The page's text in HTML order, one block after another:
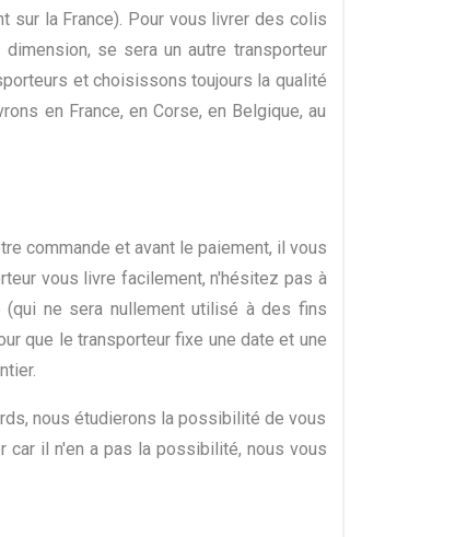
sur la France). Pour vous livrer des colis
se sera un autre transporteur
et choisissons toujours la qualité
en France, en Corse, en Belgique, au
commande et avant le paiement, il vous
vous livre facilement, n'hésitez pas à
ne sera nullement utilisé à des fins
que le transporteur fixe une date et une
nous étudierons la possibilité de vous
il n'en a pas la possibilité, nous vous